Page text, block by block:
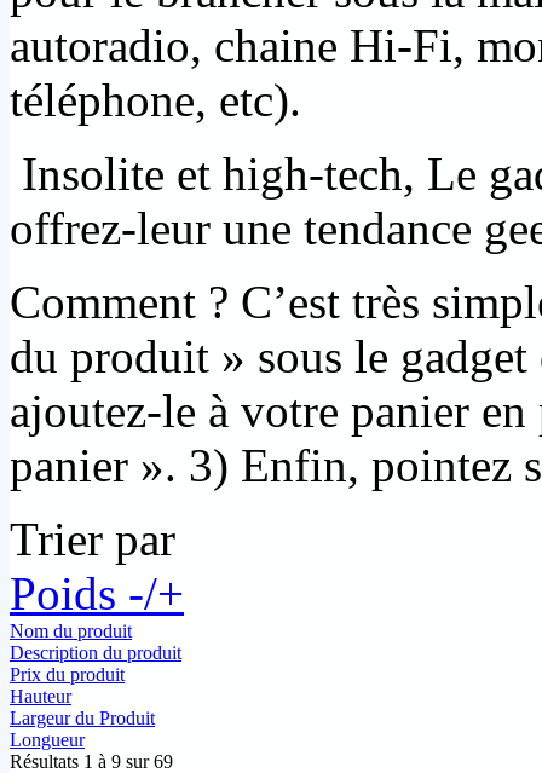
autoradio, chaine Hi-Fi,
téléphone, etc).
Insolite et high-tech, Le
offrez-leur une tendance
Comment ? C’est très
du produit » sous le
ajoutez-le à votre panier
panier ». 3) Enfin, pointez
Trier par
Poids -/+
Nom du produit
Description du produit
Prix du produit
Hauteur
Largeur du Produit
Longueur
Résultats 1 à 9 sur 69